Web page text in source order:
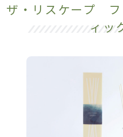
ザ・リスケープ フ
ィッ